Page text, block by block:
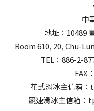
中
地址：10489
Room 610, 20, Chu-
TEL：886-2-
FAX
花式滑冰主信箱
競速滑冰主信箱